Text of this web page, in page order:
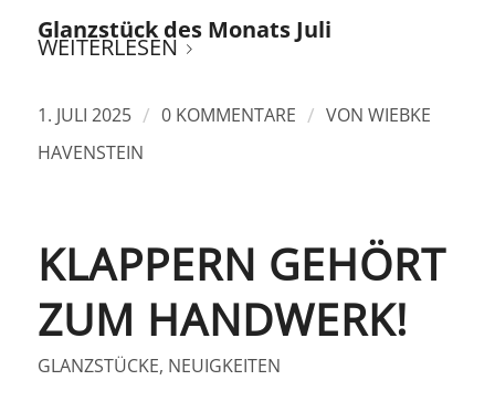
Glanzstück des Monats Juli
WEITERLESEN
1. JULI 2025 / 0 KOMMENTARE / VON WIEBKE
HAVENSTEIN
KLAPPERN GEHÖRT
ZUM HANDWERK!
GLANZSTÜCKE, NEUIGKEITEN